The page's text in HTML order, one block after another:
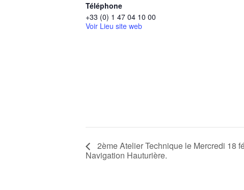
Téléphone
+33 (0) 1 47 04 10 00
Voir Lieu site web
2ème Atelier Technique le Mercredi 18
Navigation Hauturière.